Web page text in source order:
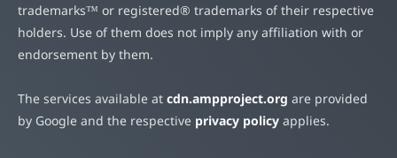
trademarks™ or registered® trademarks of their respective
holders. Use of them does not imply any affiliation with or
endorsement by them.
The services available at cdn.ampproject.org are provided
by Google and the respective privacy policy applies.